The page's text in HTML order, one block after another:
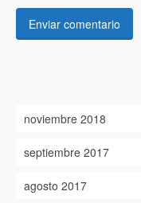
noviembre 2018
septiembre 2017
agosto 2017